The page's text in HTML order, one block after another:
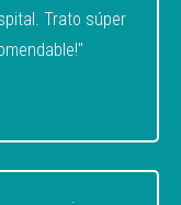
Trato súper